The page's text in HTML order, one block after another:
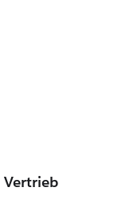
Vertrieb